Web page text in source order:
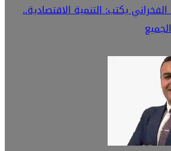
يكتب: التنمية الاقتصادية..